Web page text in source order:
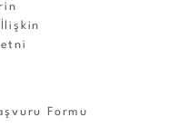
İlişkin
Formu